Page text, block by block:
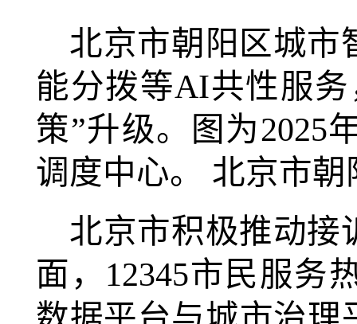
北京市朝阳区城市
能分拨等AI共性服
策”升级。图为2025
调度中心。 北京市
北京市积极推动接
面，12345市民服务